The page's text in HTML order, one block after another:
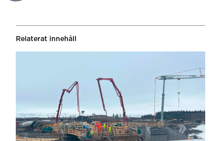
Relaterat innehåll